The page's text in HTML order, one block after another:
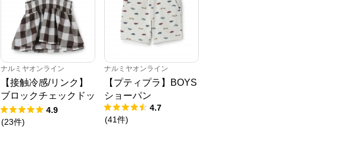
ナルミヤオンライン
【接触冷感/リンク】
ブロックチェックドッ
キングTシャツ
4.9
(23件)
ナルミヤオンライン
【プティプラ】BOYS
ショーパン
4.7
(41件)